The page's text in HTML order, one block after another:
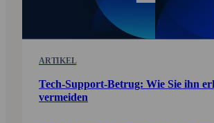
ARTIKEL
Tech-Support-Betrug: Wie Sie ihn
vermeiden